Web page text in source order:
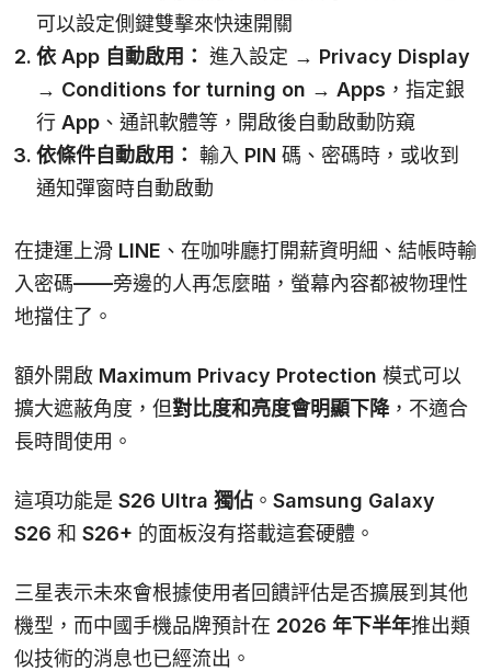
可以設定側鍵雙擊來快速開關
依 App 自動啟用： 進入設定 → Privacy Display
→ Conditions for turning on → Apps，指定銀
行 App、通訊軟體等，開啟後自動啟動防窺
依條件自動啟用： 輸入 PIN 碼、密碼時，或收到
通知彈窗時自動啟動
在捷運上滑 LINE、在咖啡廳打開薪資明細、結帳時輸
入密碼——旁邊的人再怎麼瞄，螢幕內容都被物理性
地擋住了。
額外開啟 Maximum Privacy Protection 模式可以
擴大遮蔽角度，但對比度和亮度會明顯下降，不適合
長時間使用。
這項功能是 S26 Ultra 獨佔 。Samsung Galaxy
S26 和 S26+ 的面板沒有搭載這套硬體。
三星表示未來會根據使用者回饋評估是否擴展到其他
機型，而中國手機品牌預計在 2026 年下半年推出類
似技術的消息也已經流出。